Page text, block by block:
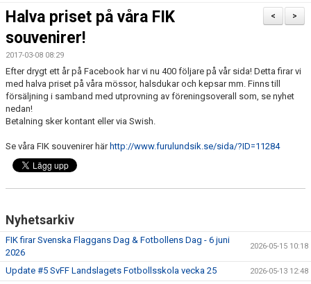
INTERKAPTEN
BILDGALLERI
FOTBOLL
SPONSRING & ANNONSPLATSER
KALENDER
DOKUMENT
>
<
Halva priset på våra FIK
souvenirer!
2017-03-08 08:29
Efter drygt ett år på Facebook har vi nu 400 följare på vår sida! Detta firar vi
med halva priset på våra mössor, halsdukar och kepsar mm. Finns till
försäljning i samband med utprovning av föreningsoverall som, se nyhet
nedan!
Betalning sker kontant eller via Swish.
Se våra FIK souvenirer här http://www.furulundsik.se/sida/?ID=11284
Nyhetsarkiv
FIK firar Svenska Flaggans Dag & Fotbollens Dag - 6 juni
2026
2026-05-15 10:18
Update #5 SvFF Landslagets Fotbollsskola vecka 25 2026-05-13 12:48